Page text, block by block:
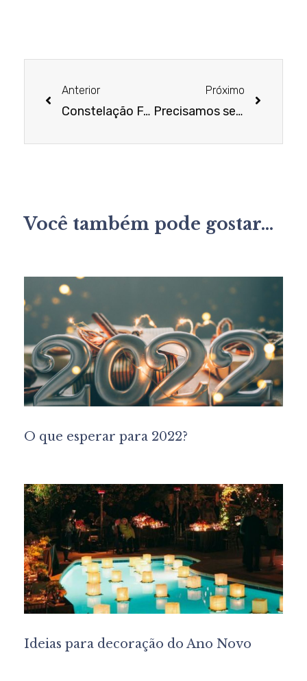
Anterior
Constelação Familiar Sistêmica, a terapia da reconciliação
Próximo
Precisamos ser mulheres perfeitas?
Você também pode gostar...
O que esperar para 2022?
Ideias para decoração do Ano Novo